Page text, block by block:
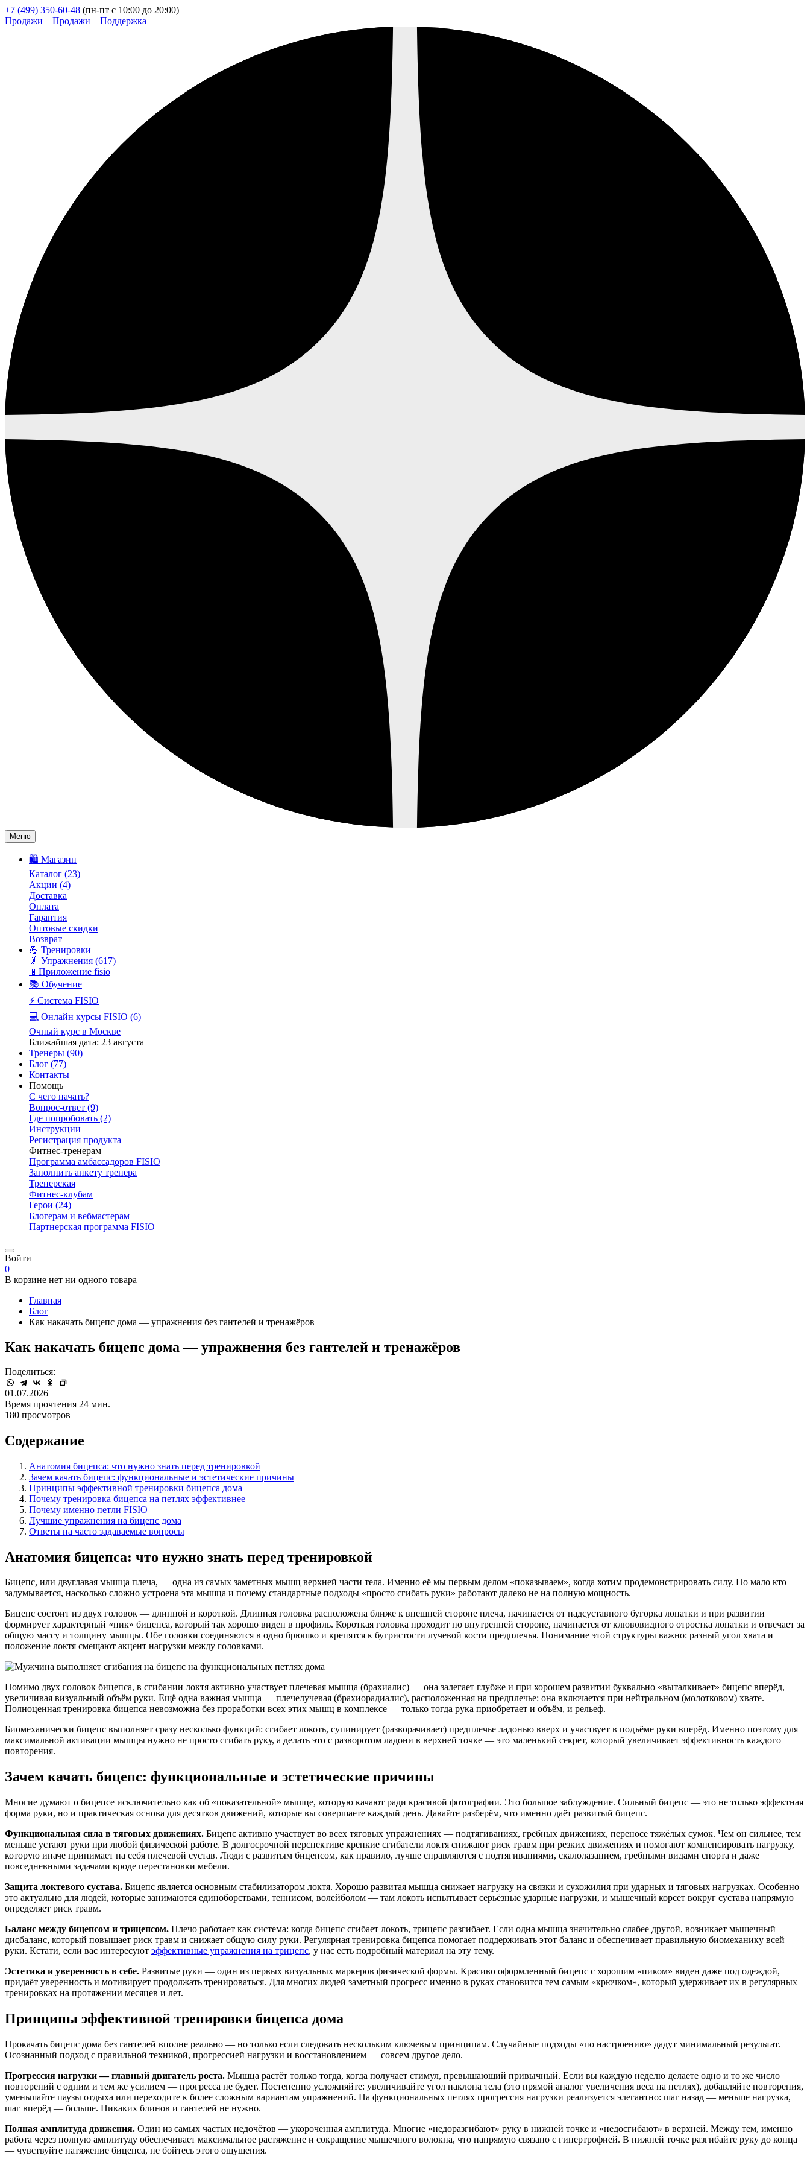
+7 (499) 350-60-48 (пн-пт с 10:00 до 20:00)
Продажи
Продажи Поддержка
Меню
🛍️ Магазин
Каталог (23)
Акции (4)
Доставка
Оплата
Гарантия
Оптовые скидки
Возврат
💪 Тренировки
🤸 Упражнения (617)
📱Приложение fisio
📚 Обучение
⚡️ Система FISIO
💻 Онлайн курсы FISIO (6)
Очный курс в Москве
Ближайшая дата: 23 августа
Тренеры (90)
Блог (77)
Контакты
Помощь
С чего начать?
Вопрос-ответ (9)
Где попробовать (2)
Инструкции
Регистрация продукта
Фитнес-тренерам
Программа амбассадоров FISIO
Заполнить анкету тренера
Тренерская
Фитнес-клубам
Герои (24)
Блогерам и вебмастерам
Партнерская программа FISIO
Войти
0
В корзине нет ни одного товара
Главная
Блог
Как накачать бицепс дома — упражнения без гантелей и тренажёров
Как накачать бицепс дома — упражнения без гантелей и тренажёров
Поделиться:
01.07.2026
Время прочтения 24 мин.
180 просмотров
Содержание
Анатомия бицепса: что нужно знать перед тренировкой
Зачем качать бицепс: функциональные и эстетические причины
Принципы эффективной тренировки бицепса дома
Почему тренировка бицепса на петлях эффективнее
Почему именно петли FISIO
Лучшие упражнения на бицепс дома
Ответы на часто задаваемые вопросы
Анатомия бицепса: что нужно знать перед тренировкой
Бицепс, или двуглавая мышца плеча, — одна из самых заметных мышц верхней части тела. Именно её мы первым делом «показываем», когда хотим продемонстрировать силу. Но мало кто
задумывается, насколько сложно устроена эта мышца и почему стандартные подходы «просто сгибать руки» работают далеко не на полную мощность.
Бицепс состоит из двух головок — длинной и короткой. Длинная головка расположена ближе к внешней стороне плеча, начинается от надсуставного бугорка лопатки и при развитии
формирует характерный «пик» бицепса, который так хорошо виден в профиль. Короткая головка проходит по внутренней стороне, начинается от клювовидного отростка лопатки и отвечает за
общую массу и толщину мышцы. Обе головки соединяются в одно брюшко и крепятся к бугристости лучевой кости предплечья. Понимание этой структуры важно: разный угол хвата и
положение локтя смещают акцент нагрузки между головками.
Помимо двух головок бицепса, в сгибании локтя активно участвует плечевая мышца (брахиалис) — она залегает глубже и при хорошем развитии буквально «выталкивает» бицепс вперёд,
увеличивая визуальный объём руки. Ещё одна важная мышца — плечелучевая (брахиорадиалис), расположенная на предплечье: она включается при нейтральном (молотковом) хвате.
Полноценная тренировка бицепса невозможна без проработки всех этих мышц в комплексе — только тогда рука приобретает и объём, и рельеф.
Биомеханически бицепс выполняет сразу несколько функций: сгибает локоть, супинирует (разворачивает) предплечье ладонью вверх и участвует в подъёме руки вперёд. Именно поэтому для
максимальной активации мышцы нужно не просто сгибать руку, а делать это с разворотом ладони в верхней точке — это маленький секрет, который увеличивает эффективность каждого
повторения.
Зачем качать бицепс: функциональные и эстетические причины
Многие думают о бицепсе исключительно как об «показательной» мышце, которую качают ради красивой фотографии. Это большое заблуждение. Сильный бицепс — это не только эффектная
форма руки, но и практическая основа для десятков движений, которые вы совершаете каждый день. Давайте разберём, что именно даёт развитый бицепс.
Функциональная сила в тяговых движениях. Бицепс активно участвует во всех тяговых упражнениях — подтягиваниях, гребных движениях, переносе тяжёлых сумок. Чем он сильнее, тем
меньше устают руки при любой физической работе. В долгосрочной перспективе крепкие сгибатели локтя снижают риск травм при резких движениях и помогают компенсировать нагрузку,
которую иначе принимает на себя плечевой сустав. Люди с развитым бицепсом, как правило, лучше справляются с подтягиваниями, скалолазанием, гребными видами спорта и даже
повседневными задачами вроде перестановки мебели.
Защита локтевого сустава. Бицепс является основным стабилизатором локтя. Хорошо развитая мышца снижает нагрузку на связки и сухожилия при ударных и тяговых нагрузках. Особенно
это актуально для людей, которые занимаются единоборствами, теннисом, волейболом — там локоть испытывает серьёзные ударные нагрузки, и мышечный корсет вокруг сустава напрямую
определяет риск травм.
Баланс между бицепсом и трицепсом. Плечо работает как система: когда бицепс сгибает локоть, трицепс разгибает. Если одна мышца значительно слабее другой, возникает мышечный
дисбаланс, который повышает риск травм и снижает общую силу руки. Регулярная тренировка бицепса помогает поддерживать этот баланс и обеспечивает правильную биомеханику всей
руки. Кстати, если вас интересуют эффективные упражнения на трицепс, у нас есть подробный материал на эту тему.
Эстетика и уверенность в себе. Развитые руки — один из первых визуальных маркеров физической формы. Красиво оформленный бицепс с хорошим «пиком» виден даже под одеждой,
придаёт уверенность и мотивирует продолжать тренироваться. Для многих людей заметный прогресс именно в руках становится тем самым «крючком», который удерживает их в регулярных
тренировках на протяжении месяцев и лет.
Принципы эффективной тренировки бицепса дома
Прокачать бицепс дома без гантелей вполне реально — но только если следовать нескольким ключевым принципам. Случайные подходы «по настроению» дадут минимальный результат.
Осознанный подход с правильной техникой, прогрессией нагрузки и восстановлением — совсем другое дело.
Прогрессия нагрузки — главный двигатель роста. Мышца растёт только тогда, когда получает стимул, превышающий привычный. Если вы каждую неделю делаете одно и то же число
повторений с одним и тем же усилием — прогресса не будет. Постепенно усложняйте: увеличивайте угол наклона тела (это прямой аналог увеличения веса на петлях), добавляйте повторения,
уменьшайте паузы отдыха или переходите к более сложным вариантам упражнений. На функциональных петлях прогрессия нагрузки реализуется элегантно: шаг назад — меньше нагрузка,
шаг вперёд — больше. Никаких блинов и гантелей не нужно.
Полная амплитуда движения. Один из самых частых недочётов — укороченная амплитуда. Многие «недоразгибают» руку в нижней точке и «недосгибают» в верхней. Между тем, именно
работа через полную амплитуду обеспечивает максимальное растяжение и сокращение мышечного волокна, что напрямую связано с гипертрофией. В нижней точке разгибайте руку до конца
— чувствуйте натяжение бицепса, не бойтесь этого ощущения.